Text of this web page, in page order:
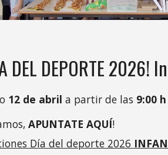
DEL DEPORTE 2026!
12de abril a partir de las 9:00 h
APUNTATE AQUÍ!
Día del deporte 2026